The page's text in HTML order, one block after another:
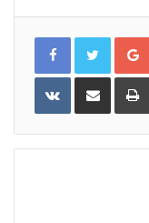
VKontakteShare
Email